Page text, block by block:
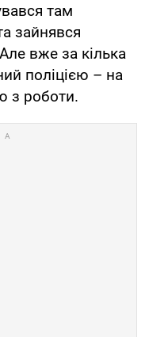
там
зайнявся
вже за кілька
поліцією – на
з роботи.